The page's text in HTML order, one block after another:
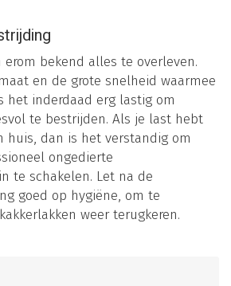
erom bekend alles te overleven.
en de grote snelheid waarmee
het inderdaad erg lastig om
te bestrijden. Als je last hebt
huis, dan is het verstandig om
ongedierte
te schakelen. Let na de
goed op hygiëne, om te
weer terugkeren.